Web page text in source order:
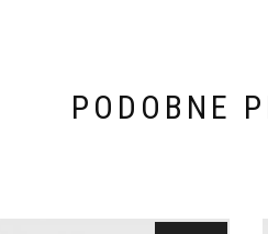
PODOBNE